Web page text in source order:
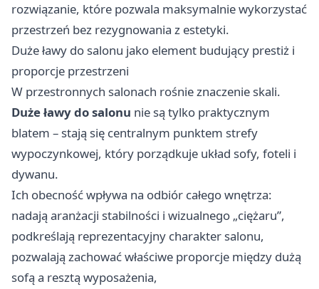
rozwiązanie, które pozwala maksymalnie wykorzystać
przestrzeń bez rezygnowania z estetyki.
Duże ławy do salonu jako element budujący prestiż i
proporcje przestrzeni
W przestronnych salonach rośnie znaczenie skali.
Duże ławy do salonu nie są tylko praktycznym
blatem – stają się centralnym punktem strefy
wypoczynkowej, który porządkuje układ sofy, foteli i
dywanu.
Ich obecność wpływa na odbiór całego wnętrza:
nadają aranżacji stabilności i wizualnego „ciężaru”,
podkreślają reprezentacyjny charakter salonu,
pozwalają zachować właściwe proporcje między dużą
sofą a resztą wyposażenia,